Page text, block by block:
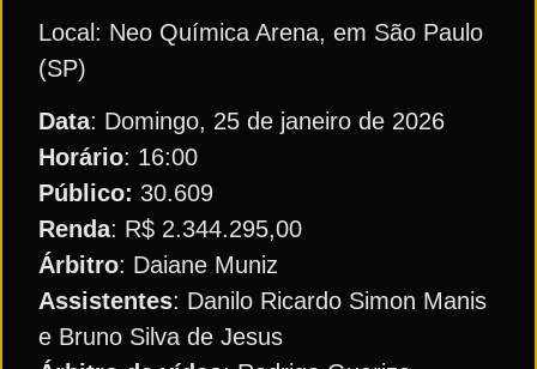
Local: Neo Química Arena, em São Paulo
(SP)
Data: Domingo, 25 de janeiro de 2026
Horário: 16:00
Público: 30.609
Renda: R$ 2.344.295,00
Árbitro: Daiane Muniz
Assistentes: Danilo Ricardo Simon Manis
e Bruno Silva de Jesus